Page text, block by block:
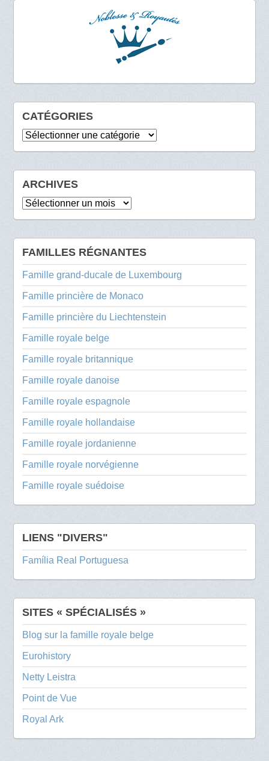
CATÉGORIES
Catégories
ARCHIVES
Archives
FAMILLES RÉGNANTES
Famille grand-ducale de Luxembourg
Famille princière de Monaco
Famille princière du Liechtenstein
Famille royale belge
Famille royale britannique
Famille royale danoise
Famille royale espagnole
Famille royale hollandaise
Famille royale jordanienne
Famille royale norvégienne
Famille royale suédoise
LIENS "DIVERS"
Família Real Portuguesa
SITES « SPÉCIALISÉS »
Blog sur la famille royale belge
Eurohistory
Netty Leistra
Point de Vue
Royal Ark